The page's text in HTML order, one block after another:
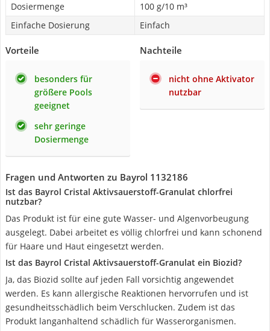
Dosiermenge
100 g/10 m³
Einfache Dosierung
Einfach
Vorteile
besonders für
größere Pools
geeignet
sehr geringe
Dosiermenge
Nachteile
nicht ohne Aktivator
nutzbar
Fragen und Antworten zu Bayrol 1132186
Ist das Bayrol Cristal Aktivsauerstoff-Granulat chlorfrei
nutzbar?
Das Produkt ist für eine gute Wasser- und Algenvorbeugung
ausgelegt. Dabei arbeitet es völlig chlorfrei und kann schonend
für Haare und Haut eingesetzt werden.
Ist das Bayrol Cristal Aktivsauerstoff-Granulat ein Biozid?
Ja, das Biozid sollte auf jeden Fall vorsichtig angewendet
werden. Es kann allergische Reaktionen hervorrufen und ist
gesundheitsschädlich beim Verschlucken. Zudem ist das
Produkt langanhaltend schädlich für Wasserorganismen.